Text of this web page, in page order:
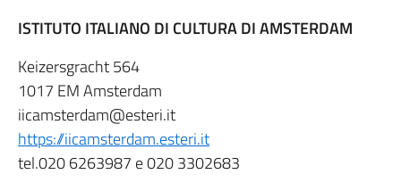
ISTITUTO ITALIANO DI CULTURA DI AMSTERDAM
Keizersgracht 564
1017 EM Amsterdam
iicamsterdam@esteri.it
https://iicamsterdam.esteri.it
tel.020 6263987 e 020 3302683